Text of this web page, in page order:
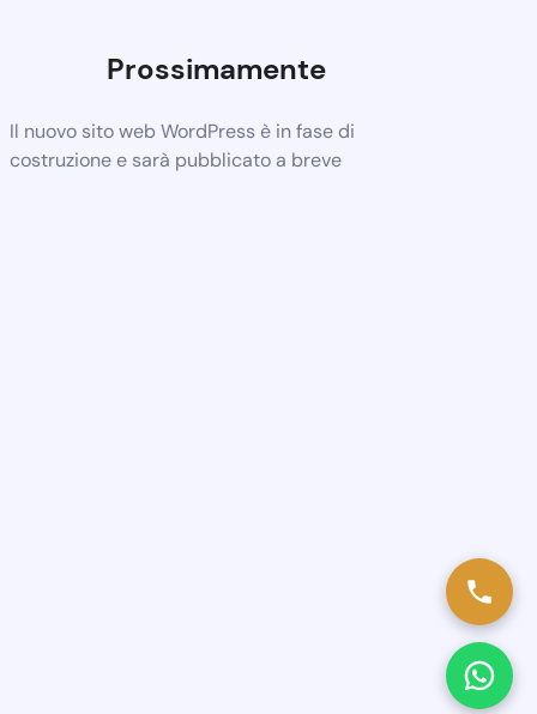
Prossimamente
Il nuovo sito web WordPress è in fase di
costruzione e sarà pubblicato a breve